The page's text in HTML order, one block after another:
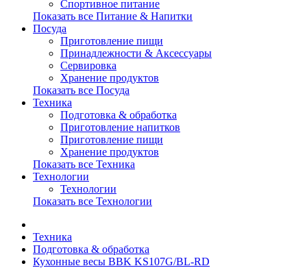
Спортивное питание
Показать все Питание & Напитки
Посуда
Приготовление пищи
Принадлежности & Аксессуары
Сервировка
Хранение продуктов
Показать все Посуда
Техника
Подготовка & обработка
Приготовление напитков
Приготовление пищи
Хранение продуктов
Показать все Техника
Технологии
Технологии
Показать все Технологии
Техника
Подготовка & обработка
Кухонные весы BBK KS107G/BL-RD